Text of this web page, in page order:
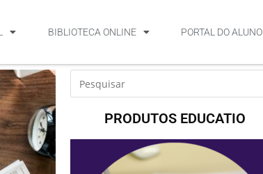
BIBLIOTECA ONLINE PORTAL DO ALUNO
PRODUTOS EDUCATIO